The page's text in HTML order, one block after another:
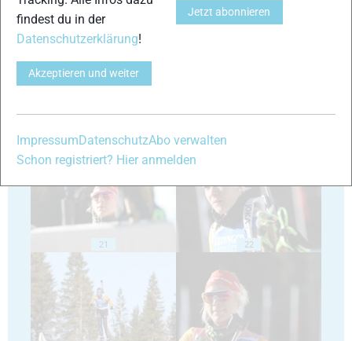
17 18
21 22
findest du in der
Datenschutzerklärung!
Akzeptieren und weiter
Jetzt abonnieren
ImpressumDatenschutzAbo verwalten
Schon registriert? Hier anmelden